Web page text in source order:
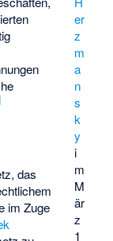
er
z
m
a
n
s
k
y
i
m
M
är
z
1
das
im Zuge